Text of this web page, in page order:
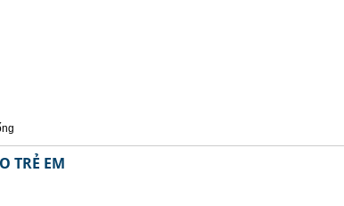
TRẺ EM